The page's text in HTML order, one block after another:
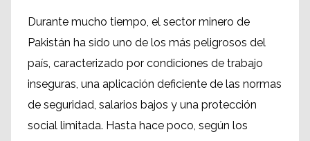
Durante mucho tiempo, el sector minero de
Pakistán ha sido uno de los más peligrosos del
país, caracterizado por condiciones de trabajo
inseguras, una aplicación deficiente de las normas
de seguridad, salarios bajos y una protección
social limitada. Hasta hace poco, según los